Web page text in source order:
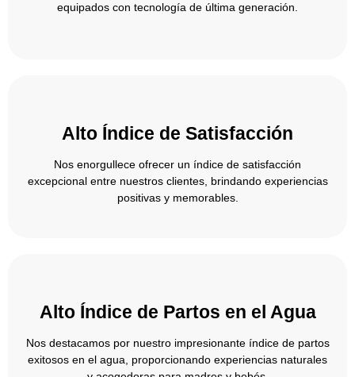
equipados con tecnología de última generación.
Alto Índice de Satisfacción
Nos enorgullece ofrecer un índice de satisfacción
excepcional entre nuestros clientes, brindando experiencias
positivas y memorables.
Alto Índice de Partos en el Agua
Nos destacamos por nuestro impresionante índice de partos
exitosos en el agua, proporcionando experiencias naturales